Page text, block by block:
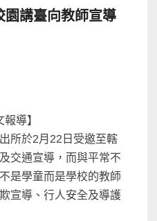
講臺向教師宣導
導】
所於2月22日受邀至轄
交通宣導，而與平常不
是學童而是學校的教師
宣導、行人安全及導護